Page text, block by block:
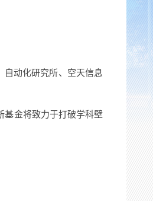
自动化研究所、空天信息
基金将致力于打破学科壁